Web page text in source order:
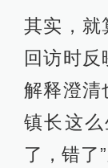
其实，就
回访时反
解释澄清
镇长这
了，错了